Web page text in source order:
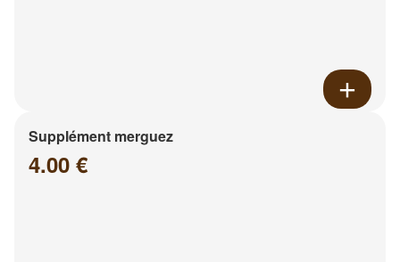
Supplément merguez
4.00 €